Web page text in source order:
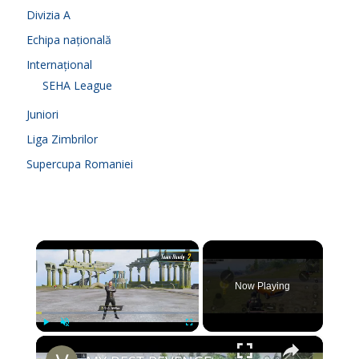
Divizia A
Echipa națională
Internațional
SEHA League
Juniori
Liga Zimbrilor
Supercupa Romaniei
×
Now Playing
×